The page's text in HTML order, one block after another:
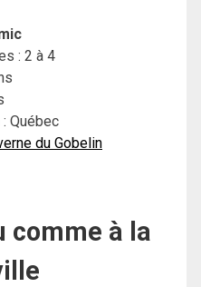
: 2 à 4
Québec
du Gobelin
comme à la